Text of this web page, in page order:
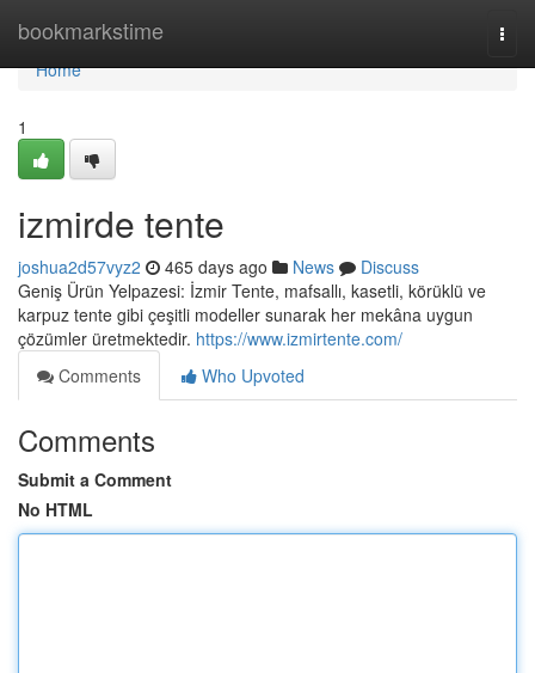
bookmarkstime
Home
Home
1
izmirde tente
joshua2d57vyz2 465 days ago News
Discuss
Geniş Ürün Yelpazesi: İzmir Tente, mafsallı, kasetli, körüklü ve
karpuz tente gibi çeşitli modeller sunarak her mekâna uygun
çözümler üretmektedir. https://www.izmirtente.com/
Comments
Who Upvoted
Comments
Submit a Comment
No HTML